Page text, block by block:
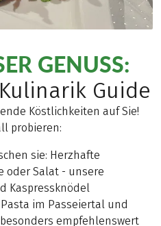
GENUSS:
Guide
Köstlichkeiten auf Sie!
probieren:
sie: Herzhafte
oder Salat - unsere
Kaspressknödel
im Passeiertal und
empfehlenswert